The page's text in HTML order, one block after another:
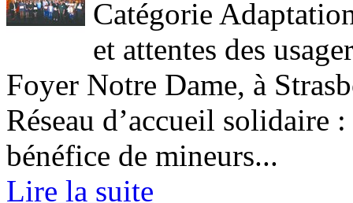
Catégorie
et attentes des
Foyer Notre Dame, à
Réseau d’accueil solidaire
bénéfice de mineurs...
Lire la suite